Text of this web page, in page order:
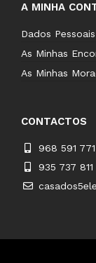
A MINHA
Dados Pessoais
As Minhas
As Minhas
CONTACTOS
968 591 771
935 737 811